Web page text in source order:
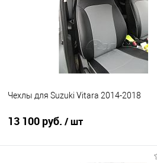
В избранное
В наличии
Чехлы для Suzuki Vitara 2014-2018
13 100 руб. / шт